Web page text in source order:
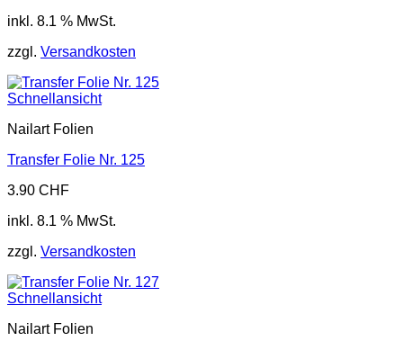
inkl. 8.1 % MwSt.
zzgl. Versandkosten
Schnellansicht
Nailart Folien
Transfer Folie Nr. 125
3.90 CHF
inkl. 8.1 % MwSt.
zzgl. Versandkosten
Schnellansicht
Nailart Folien